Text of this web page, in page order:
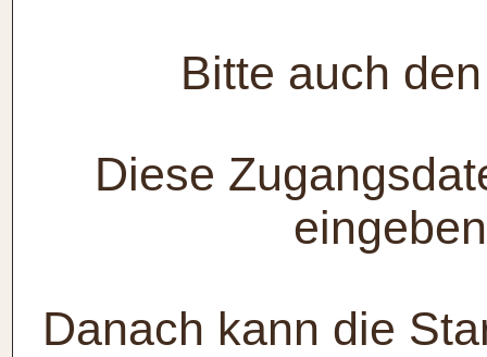
Bitte auch
Diese
Danach kann die